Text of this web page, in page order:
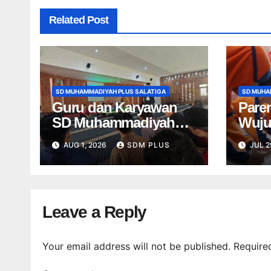
Related Post
SD MUHAMMADIYAH PLUS SALATIGA
Guru dan Karyawan
SD Muhammadiyah
Plus Salatiga Ikuti
Penguatan AIK,
Jadikan Al-Fatihah
Muhammadiyah
AUG 1, 2026 SDM PLUS
SD
JUL
Leave a Reply
Your email address will not be published.